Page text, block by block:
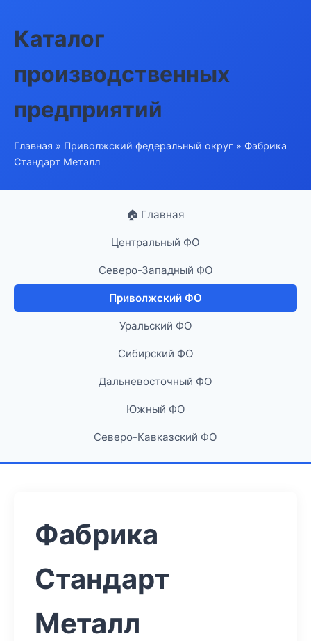
Каталог
производственных
предприятий
Главная » Приволжский федеральный округ » Фабрика
Стандарт Металл
🏠 Главная
Центральный ФО
Северо-Западный ФО
Приволжский ФО
Уральский ФО
Сибирский ФО
Дальневосточный ФО
Южный ФО
Северо-Кавказский ФО
Фабрика
Стандарт
Металл